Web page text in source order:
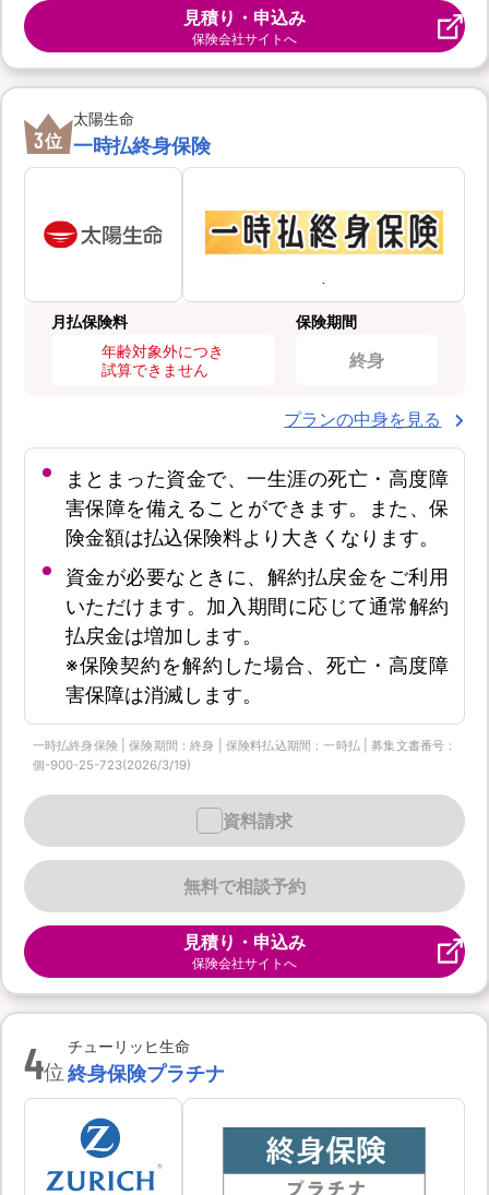
見積り・申込み
保険会社サイトへ
3位
太陽生命
一時払終身保険
月払保険料
年齢対象外につき
試算できません
保険期間
終身
プランの中身を見る
まとまった資金で、一生涯の死亡・高度障
害保障を備えることができます。また、保
険金額は払込保険料より大きくなります。
資金が必要なときに、解約払戻金をご利用
いただけます。加入期間に応じて通常解約
払戻金は増加します。
※保険契約を解約した場合、死亡・高度障
害保障は消滅します。
一時払終身保険 | 保険期間：終身 | 保険料払込期間：一時払 | 募集文書番号：
個-900-25-723(2026/3/19)
無料で相談予約
資料請求
見積り・申込み
保険会社サイトへ
4位
チューリッヒ生命
終身保険プラチナ